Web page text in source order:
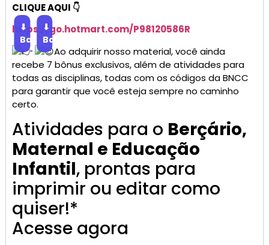
CLIQUE AQUI 👇
https://go.hotmart.com/P98120586R
⬇
Baixar
⬇
Baixar
Ao adquirir nosso material, você ainda
recebe 7 bônus exclusivos, além de atividades para
todas as disciplinas, todas com os códigos da BNCC
para garantir que você esteja sempre no caminho
certo.
Atividades para o Berçário,
Maternal e Educação
Infantil, prontas para
imprimir ou editar como
quiser!*
Acesse agora